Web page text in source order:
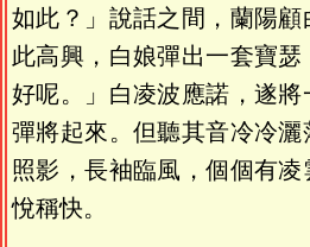
如此？」說話之間，蘭陽
此高興，白娘彈出一套寶
好呢。」白凌波應諾，遂將
彈將起來。但聽其音冷冷
照影，長袖臨風，個個有
悅稱快。